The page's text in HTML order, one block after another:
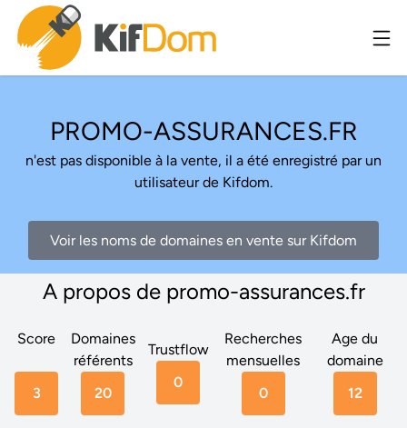
PROMO-ASSURANCES.FR
n'est pas disponible à la vente, il a été enregistré par un
utilisateur de Kifdom.
Voir les noms de domaines en vente sur Kifdom
A propos de promo-assurances.fr
Score
3
Domaines
référents
20
Trustflow
0
Recherches
mensuelles
0
Age du
domaine
12